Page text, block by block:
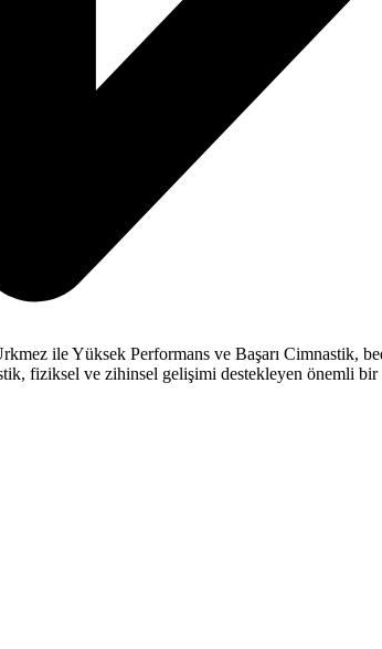
ile Yüksek Performans ve Başarı Cimnastik,
fiziksel ve zihinsel gelişimi destekleyen önemli